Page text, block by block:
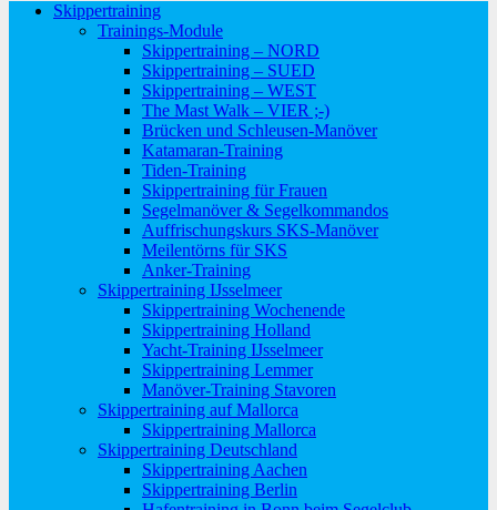
Skippertraining
Trainings-Module
Skippertraining – NORD
Skippertraining – SUED
Skippertraining – WEST
The Mast Walk – VIER ;-)
Brücken und Schleusen-Manöver
Katamaran-Training
Tiden-Training
Skippertraining für Frauen
Segelmanöver & Segelkommandos
Auffrischungskurs SKS-Manöver
Meilentörns für SKS
Anker-Training
Skippertraining IJsselmeer
Skippertraining Wochenende
Skippertraining Holland
Yacht-Training IJsselmeer
Skippertraining Lemmer
Manöver-Training Stavoren
Skippertraining auf Mallorca
Skippertraining Mallorca
Skippertraining Deutschland
Skippertraining Aachen
Skippertraining Berlin